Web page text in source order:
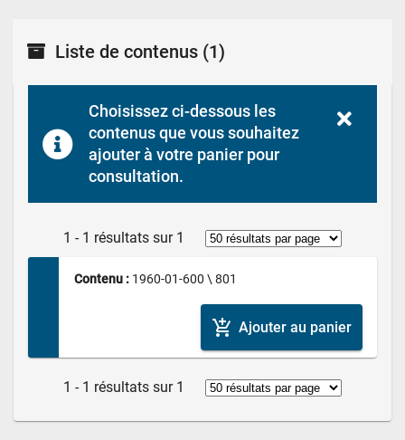
Liste de contenus (1)
Choisissez ci-dessous les
contenus que vous souhaitez
ajouter à votre panier pour
consultation.
1 - 1 résultats sur 1
Contenu : 1960-01-600 \ 801
add_shopping_cart Ajouter au panier
1 - 1 résultats sur 1